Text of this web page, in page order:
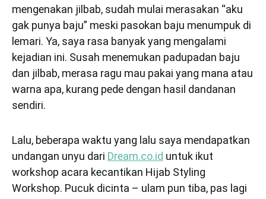
mengenakan jilbab, sudah mulai merasakan “aku
gak punya baju” meski pasokan baju menumpuk di
lemari. Ya, saya rasa banyak yang mengalami
kejadian ini. Susah menemukan padupadan baju
dan jilbab, merasa ragu mau pakai yang mana atau
warna apa, kurang pede dengan hasil dandanan
sendiri.
Lalu, beberapa waktu yang lalu saya mendapatkan
undangan unyu dari Dream.co.id untuk ikut
workshop acara kecantikan Hijab Styling
Workshop. Pucuk dicinta – ulam pun tiba, pas lagi